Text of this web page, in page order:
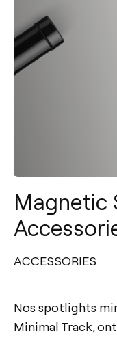
Magnetic
ACCESSORIES
Nos spotlights
Minimal Track,